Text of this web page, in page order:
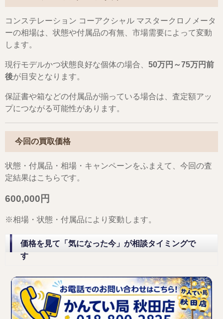
コンステレーション コーアクシャル マスタークロノメータ
ーの相場は、状態や付属品の有無、市場需要によって変動
します。
現行モデルかつ状態良好な個体の場合、 50万円～75万円前
後が目安となります。
保証書や箱などの付属品が揃っている場合は、査定額アッ
プにつながる可能性があります。
今回の買取価格
状態・付属品・相場・キャンペーンをふまえて、今回の査
定結果はこちらです。
600,000円
※相場・状態・付属品により変動します。
価格を見て「気になった今」が相談タイミングで
す